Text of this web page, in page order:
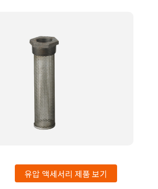
유압 액세서리 제품 보기